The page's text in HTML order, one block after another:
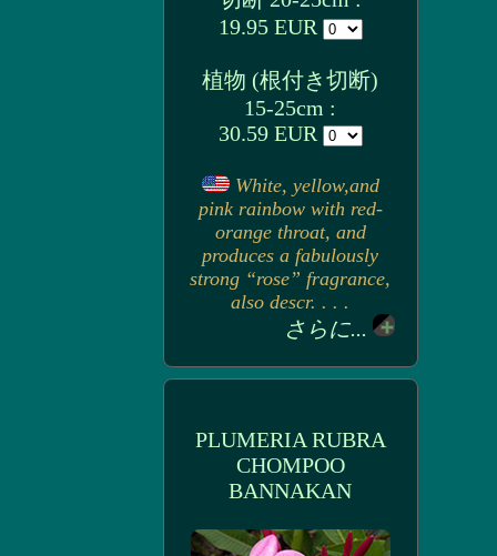
19.95 EUR
植物 (根付き切断)
15-25cm :
30.59 EUR
White, yellow,and
pink rainbow with red-
orange throat, and
produces a fabulously
strong “rose” fragrance,
also descr. . . .
さらに...
PLUMERIA RUBRA
CHOMPOO
BANNAKAN